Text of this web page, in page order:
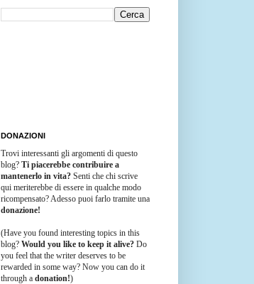
DONAZIONI
Trovi interessanti gli argomenti di questo
blog? Ti piacerebbe contribuire a
mantenerlo in vita? Senti che chi scrive
qui meriterebbe di essere in qualche modo
ricompensato? Adesso puoi farlo tramite una
donazione!
(Have you found interesting topics in this
blog? Would you like to keep it alive? Do
you feel that the writer deserves to be
rewarded in some way? Now you can do it
through a donation!)